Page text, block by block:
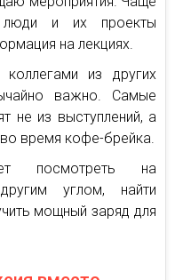
люди и их проекты
на лекциях.
из других
важно. Самые
не из выступлений, а
время кофе-брейка.
посмотреть на
углом, найти
мощный заряд для